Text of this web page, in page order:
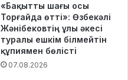
«Бақытты шағы осы
Торғайда өтті»: Өзбекәлі
Жәнібековтің ұлы әкесі
туралы ешкім білмейтін
құпиямен бөлісті
07.08.2026